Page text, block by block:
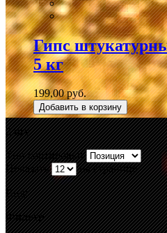
Гипс
5 кг
199,00 руб.
Добавить в корзину
2 шт.
Тип сортировки
Показать
на странице
Вид:
Фильтр